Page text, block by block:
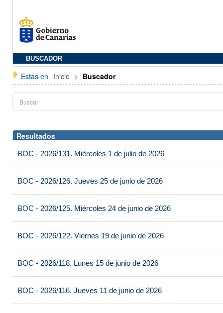
BUSCADOR
Estás en Inicio > Buscador
Resultados
BOC - 2026/131. Miércoles 1 de julio de 2026
BOC - 2026/126. Jueves 25 de junio de 2026
BOC - 2026/125. Miércoles 24 de junio de 2026
BOC - 2026/122. Viernes 19 de junio de 2026
BOC - 2026/118. Lunes 15 de junio de 2026
BOC - 2026/116. Jueves 11 de junio de 2026